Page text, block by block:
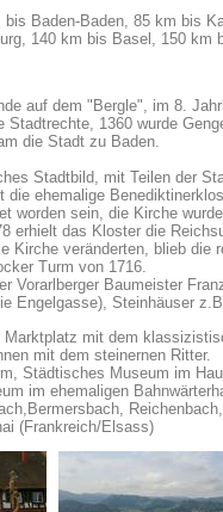
Baden-Baden, 85 km bis
140 km bis Basel, 150 km
auf dem "Bergle", im 8.
Stadtrechte, 1360 wurde
die Stadt zu Baden.
Stadtbild, mit Teilen der
die ehemalige
worden sein, die Kirche
erhielt das Kloster die
Kirche veränderten, blieb die
Turm von 1716.
Vorarlberger Baumeister
Engelgasse), Steinhäuser
mit dem
mit dem steinernen Ritter.
Städtisches Museum im
im ehemaligen
(Frankreich/Elsass)